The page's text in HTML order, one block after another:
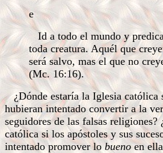
e
Id a todo el mundo y
toda creatura. Aquél que
será salvo, mas el que no
(Mc. 16:16).
¿Dónde estaría la Iglesia católica
hubieran intentado convertir a la
seguidores de las falsas
católica si los apóstoles y sus
intentado promover lobueno en